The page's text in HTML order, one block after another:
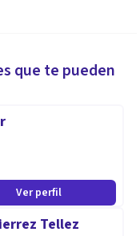
que te pueden
Ver perfil
Tellez